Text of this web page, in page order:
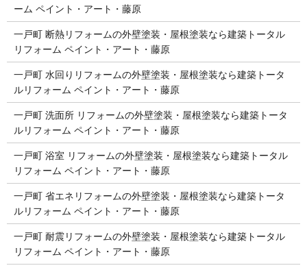
ーム ペイント・アート・藤原
一戸町 断熱リフォームの外壁塗装・屋根塗装なら建築トータル
リフォーム ペイント・アート・藤原
一戸町 水回りリフォームの外壁塗装・屋根塗装なら建築トータ
ルリフォーム ペイント・アート・藤原
一戸町 洗面所 リフォームの外壁塗装・屋根塗装なら建築トータ
ルリフォーム ペイント・アート・藤原
一戸町 浴室 リフォームの外壁塗装・屋根塗装なら建築トータル
リフォーム ペイント・アート・藤原
一戸町 省エネリフォームの外壁塗装・屋根塗装なら建築トータ
ルリフォーム ペイント・アート・藤原
一戸町 耐震リフォームの外壁塗装・屋根塗装なら建築トータル
リフォーム ペイント・アート・藤原